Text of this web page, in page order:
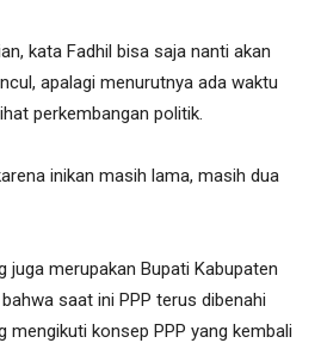
kata Fadhil bisa saja nanti akan
apalagi menurutnya ada waktu
perkembangan politik.
inikan masih lama, masih dua
juga merupakan Bupati Kabupaten
saat ini PPP terus dibenahi
mengikuti konsep PPP yang kembali